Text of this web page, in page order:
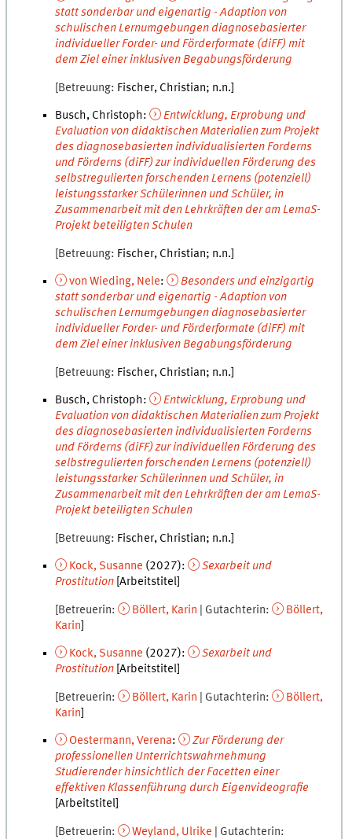
statt sonderbar und eigenartig - Adaption von
schulischen Lernumgebungen diagnosebasierter
individueller Forder- und Förderformate (diFF) mit
dem Ziel einer inklusiven Begabungsförderung
Betreuung Fischer, Christian n.n.
Busch, Christoph:
Entwicklung, Erprobung und
Evaluation von didaktischen Materialien zum Projekt
des diagnosebasierten individualisierten Forderns
und Förderns (diFF) zur individuellen Förderung des
selbstregulierten forschenden Lernens (potenziell)
leistungsstarker Schülerinnen und Schüler, in
Zusammenarbeit mit den Lehrkräften der am LemaS-
Projekt beteiligten Schulen
Betreuung Fischer, Christian n.n.
von Wieding, Nele:
Besonders und einzigartig
statt sonderbar und eigenartig - Adaption von
schulischen Lernumgebungen diagnosebasierter
individueller Forder- und Förderformate (diFF) mit
dem Ziel einer inklusiven Begabungsförderung
Betreuung Fischer, Christian n.n.
Busch, Christoph:
Entwicklung, Erprobung und
Evaluation von didaktischen Materialien zum Projekt
des diagnosebasierten individualisierten Forderns
und Förderns (diFF) zur individuellen Förderung des
selbstregulierten forschenden Lernens (potenziell)
leistungsstarker Schülerinnen und Schüler, in
Zusammenarbeit mit den Lehrkräften der am LemaS-
Projekt beteiligten Schulen
Betreuung Fischer, Christian n.n.
Kock, Susanne (2027):
Sexarbeit und
Prostitution [Arbeitstitel]
Betreuerin Böllert, Karin Gutachterin Böllert,
Karin
Kock, Susanne (2027):
Sexarbeit und
Prostitution [Arbeitstitel]
Betreuerin Böllert, Karin Gutachterin Böllert,
Karin
Oestermann,Verena:
Zur Förderung der
professionellen Unterrichtswahrnehmung
Studierender hinsichtlich der Facetten einer
effektiven Klassenführung durch Eigenvideografie
[Arbeitstitel]
Betreuerin Weyland, Ulrike
Gutachterin